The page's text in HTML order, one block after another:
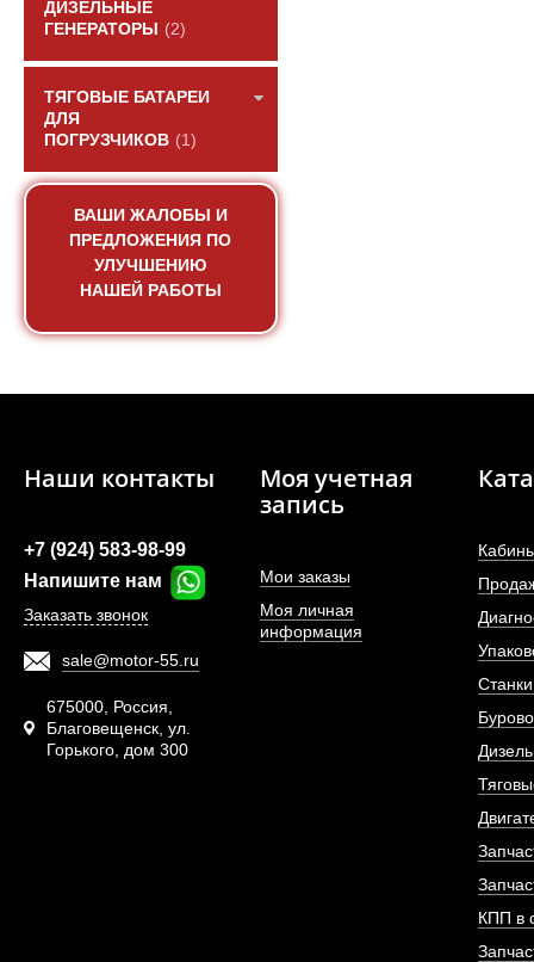
ДИЗЕЛЬНЫЕ
ГЕНЕРАТОРЫ
(2)
ТЯГОВЫЕ БАТАРЕИ
ДЛЯ
ПОГРУЗЧИКОВ (1)
ВАШИ ЖАЛОБЫ И
ПРЕДЛОЖЕНИЯ ПО
УЛУЧШЕНИЮ
НАШЕЙ РАБОТЫ
Колпачок
Sinotruk
АРТИКУЛ:
Наши контакты
+7 (924) 583-98-99
Напишите нам
Заказать звонок
sale@motor-55.ru
675000, Россия,
Благовещенск, ул.
Горького, дом 300
Моя учетная
запись
Мои заказы
Моя личная
информация
КПП в